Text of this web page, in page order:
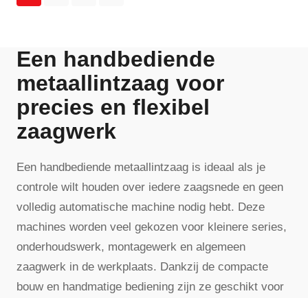
Een handbediende
metaallintzaag voor
precies en flexibel
zaagwerk
Een handbediende metaallintzaag is ideaal als je
controle wilt houden over iedere zaagsnede en geen
volledig automatische machine nodig hebt. Deze
machines worden veel gekozen voor kleinere series,
onderhoudswerk, montagewerk en algemeen
zaagwerk in de werkplaats. Dankzij de compacte
bouw en handmatige bediening zijn ze geschikt voor